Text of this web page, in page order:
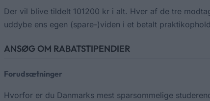
Der vil blive tildelt 101200 kr i alt. Hver af de tre
uddybe ens egen (spare-)viden i et betalt
ANSØG OM RABATSTIPENDIER
Forudsætninger
Hvorfor er du Danmarks mest sparsommelige